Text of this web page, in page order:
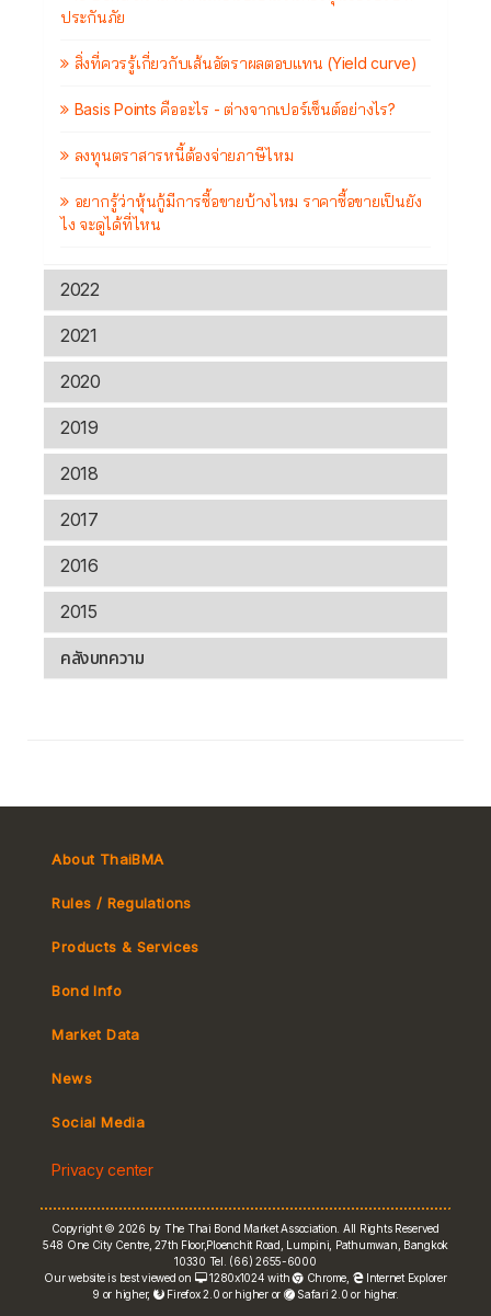
ประกันภัย
สิ่งที่ควรรู้เกี่ยวกับเส้นอัตราผลตอบแทน (Yield curve)
Basis Points คืออะไร - ต่างจากเปอร์เซ็นต์อย่างไร?
ลงทุนตราสารหนี้ต้องจ่ายภาษีไหม
อยากรู้ว่าหุ้นกู้มีการซื้อขายบ้างไหม ราคาซื้อขายเป็นยัง
ไง จะดูได้ที่ไหน
2022
2021
2020
2019
2018
2017
2016
2015
คลังบทความ
About ThaiBMA
Rules / Regulations
Tax
Products & Services
MeBond
e-bookbuilding
Bond Info
Market Data
Yield Curve
FRN Rate
News
Social Media
Privacy center
Copyright © 2026 by The Thai Bond Market Association. All Rights Reserved
548 One City Centre, 27th Floor,Ploenchit Road, Lumpini, Pathumwan, Bangkok
10330 Tel. (66) 2655-6000
Our website is best viewed on
1280x1024 with Chrome
Internet Explorer
9 or higher,
Firefox 2.0 or higher or Safari 2.0 or higher.